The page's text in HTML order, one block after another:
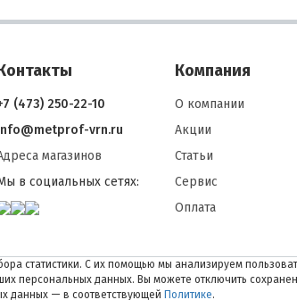
(473) 250-22-10
vrn.ru
магазинов
в социальных сетях:
Компания
О компании
Акции
Статьи
Сервис
Оплата
статистики. С их помощью мы анализируем
персональных данных. Вы можете отключить
данных — в соответствующей Политике.